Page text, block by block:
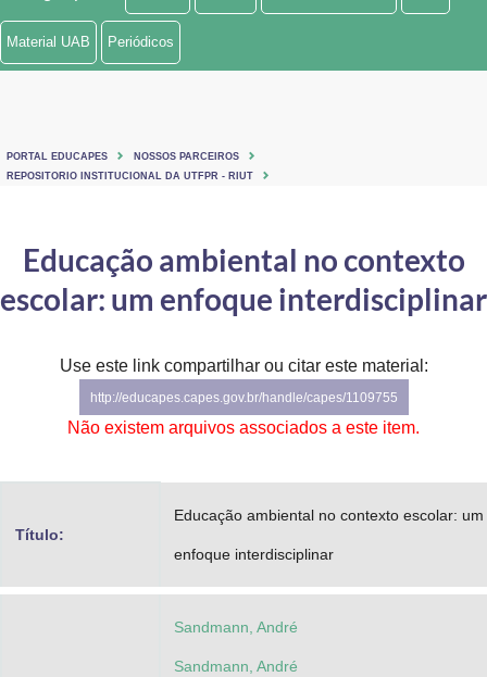
Ministério de Minas e Energia
Ministério do Turismo
Controladoria-Geral da União
Ministério da Mulher, da Família e dos Direitos Humanos
Secretaria-Geral
Material UAB Periódicos
PORTAL EDUCAPES
NOSSOS PARCEIROS
REPOSITORIO INSTITUCIONAL DA UTFPR - RIUT
Educação ambiental no contexto
escolar: um enfoque interdisciplinar
Use este link compartilhar ou citar este material:
http://educapes.capes.gov.br/handle/capes/1109755
Não existem arquivos associados a este item.
Título:
Educação ambiental no contexto escolar: um
enfoque interdisciplinar
Sandmann, André
Sandmann, André